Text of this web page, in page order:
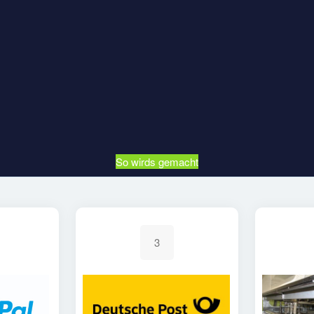
So wirds gemacht
3